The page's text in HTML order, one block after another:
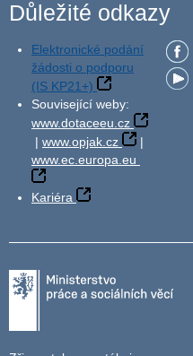
Důležité odkazy
Elektronické podání
žádosti o podporu
(IS KP21+)
Související weby:
www.dotaceeu.cz
| www.opjak.cz
|
www.ec.europa.eu
Kariéra